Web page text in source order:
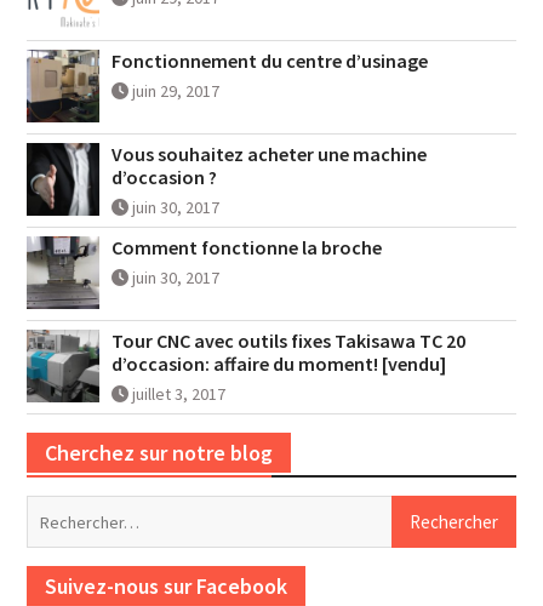
Fonctionnement du centre d’usinage
juin 29, 2017
Vous souhaitez acheter une machine
d’occasion ?
juin 30, 2017
Comment fonctionne la broche
juin 30, 2017
Tour CNC avec outils fixes Takisawa TC 20
d’occasion: affaire du moment! [vendu]
juillet 3, 2017
Cherchez sur notre blog
Suivez-nous sur Facebook